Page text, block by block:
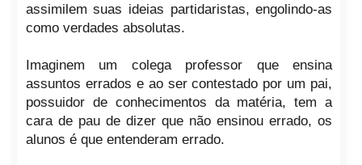
assimilem suas ideias partidaristas, engolindo-as
como verdades absolutas.
Imaginem um colega professor que ensina
assuntos errados e ao ser contestado por um pai,
possuidor de conhecimentos da matéria, tem a
cara de pau de dizer que não ensinou errado, os
alunos é que entenderam errado.